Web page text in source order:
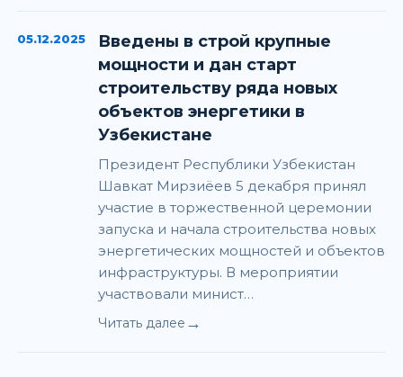
05.12.2025
Введены в строй крупные
мощности и дан старт
строительству ряда новых
объектов энергетики в
Узбекистане
Президент Республики Узбекистан
Шавкат Мирзиёев 5 декабря принял
участие в торжественной церемонии
запуска и начала строительства новых
энергетических мощностей и объектов
инфраструктуры. В мероприятии
участвовали минист…
Читать далее →